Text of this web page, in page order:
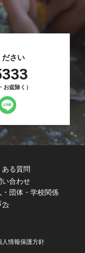
ださい
盆除く）
ある質問
い合わせ
・団体・学校関係
へ
ム
人情報保護方針